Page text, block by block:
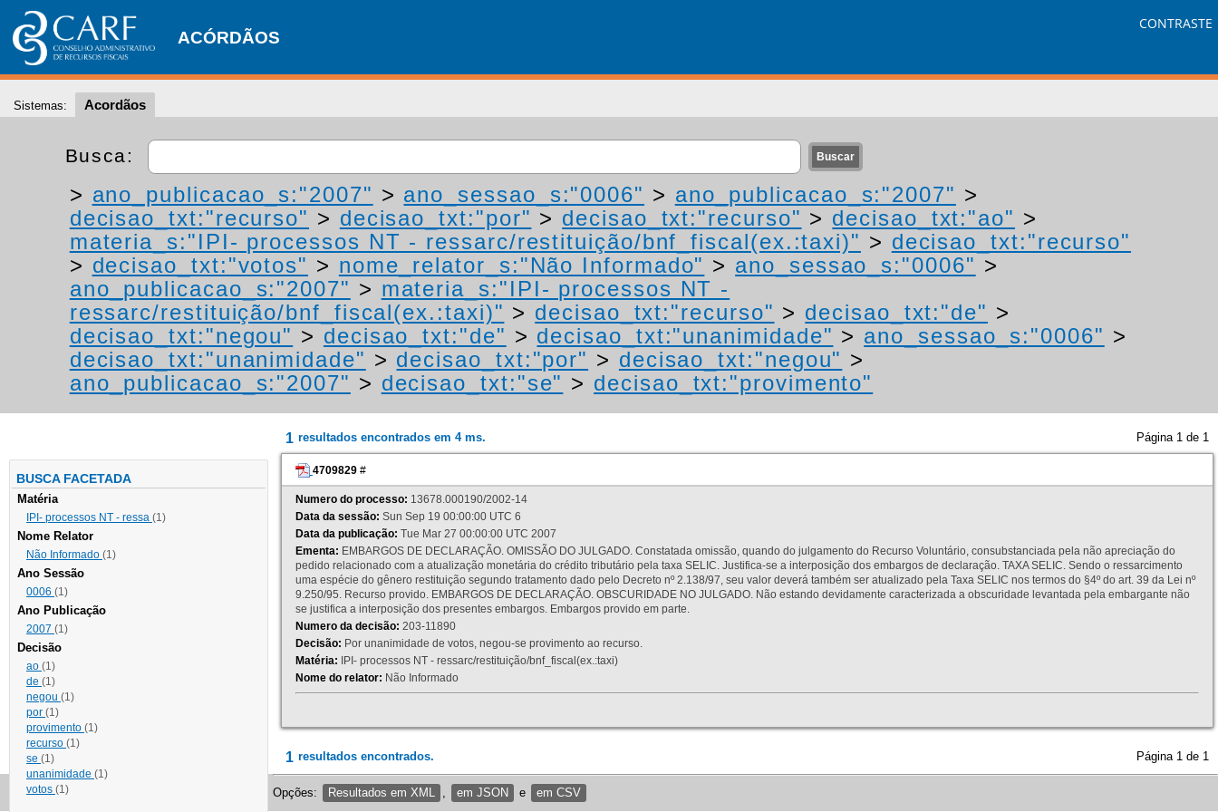
ACÓRDÃOS
CONTRASTE
Sistemas: Acordãos
Busca:
> ano_publicacao_s:"2007" > ano_sessao_s:"0006" > ano_publicacao_s:"2007" >
decisao_txt:"recurso" > decisao_txt:"por" > decisao_txt:"recurso" > decisao_txt:"ao" >
materia_s:"IPI- processos NT - ressarc/restituição/bnf_fiscal(ex.:taxi)" > decisao_txt:"recurso"
> decisao_txt:"votos" > nome_relator_s:"Não Informado" > ano_sessao_s:"0006" >
ano_publicacao_s:"2007" > materia_s:"IPI- processos NT -
ressarc/restituição/bnf_fiscal(ex.:taxi)" > decisao_txt:"recurso" > decisao_txt:"de" >
decisao_txt:"negou" > decisao_txt:"de" > decisao_txt:"unanimidade" > ano_sessao_s:"0006" >
decisao_txt:"unanimidade" > decisao_txt:"por" > decisao_txt:"negou" >
ano_publicacao_s:"2007" > decisao_txt:"se" > decisao_txt:"provimento"
BUSCA FACETADA
Matéria
IPI- processos NT - ressa (1)
Nome Relator
Não Informado (1)
Ano Sessão
0006 (1)
Ano Publicação
2007 (1)
Decisão
ao (1)
de (1)
negou (1)
por (1)
provimento (1)
recurso (1)
se (1)
unanimidade (1)
votos (1)
1 resultados encontrados em 4 ms. Página 1 de 1
4709829 #
Numero do processo: 13678.000190/2002-14
Data da sessão: Sun Sep 19 00:00:00 UTC 6
Data da publicação: Tue Mar 27 00:00:00 UTC 2007
Ementa: EMBARGOS DE DECLARAÇÃO. OMISSÃO DO JULGADO. Constatada omissão, quando do julgamento do Recurso Voluntário, consubstanciada pela não apreciação do
pedido relacionado com a atualização monetária do crédito tributário pela taxa SELIC. Justifica-se a interposição dos embargos de declaração. TAXA SELIC. Sendo o ressarcimento
uma espécie do gênero restituição segundo tratamento dado pelo Decreto nº 2.138/97, seu valor deverá também ser atualizado pela Taxa SELIC nos termos do §4º do art. 39 da Lei nº
9.250/95. Recurso provido. EMBARGOS DE DECLARAÇÃO. OBSCURIDADE NO JULGADO. Não estando devidamente caracterizada a obscuridade levantada pela embargante não
se justifica a interposição dos presentes embargos. Embargos provido em parte.
Numero da decisão: 203-11890
Decisão: Por unanimidade de votos, negou-se provimento ao recurso.
Matéria: IPI- processos NT - ressarc/restituição/bnf_fiscal(ex.:taxi)
Nome do relator: Não Informado
1 resultados encontrados. Página 1 de 1
Opções: Resultados em XML em JSON e em CSV